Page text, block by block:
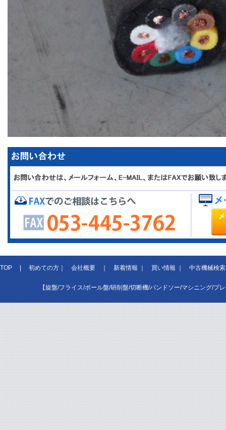
TOP|初めての方｜会社概要｜新着情報｜買い情報｜中古機械検索
【旋盤/フライス/ボール盤/研削盤/切断機/バンドソー/マシニング/プ